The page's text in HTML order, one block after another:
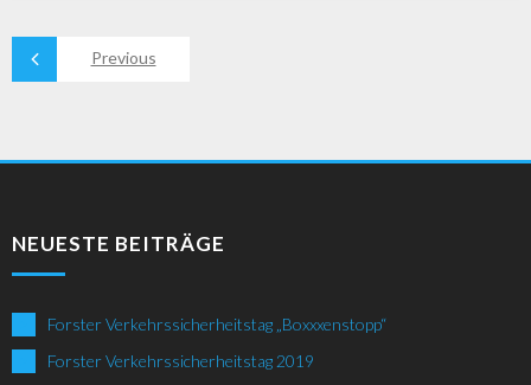
Previous
NEUESTE BEITRÄGE
Forster Verkehrssicherheitstag „Boxxxenstopp“
Forster Verkehrssicherheitstag 2019